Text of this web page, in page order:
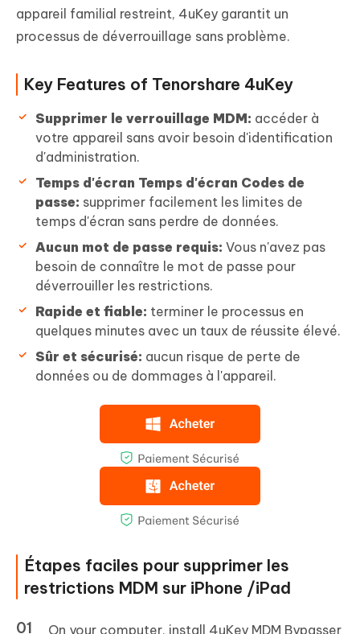
appareil familial restreint, 4uKey garantit un
processus de déverrouillage sans problème.
Key Features of Tenorshare 4uKey
Supprimer le verrouillage MDM: accéder à
votre appareil sans avoir besoin d'identification
d'administration.
Temps d'écran Temps d'écran Codes de
passe: supprimer facilement les limites de
temps d'écran sans perdre de données.
Aucun mot de passe requis: Vous n'avez pas
besoin de connaître le mot de passe pour
déverrouiller les restrictions.
Rapide et fiable: terminer le processus en
quelques minutes avec un taux de réussite élevé.
Sûr et sécurisé: aucun risque de perte de
données ou de dommages à l'appareil.
Étapes faciles pour supprimer les
restrictions MDM sur iPhone /iPad
On your computer, install 4uKey MDM Bypasser